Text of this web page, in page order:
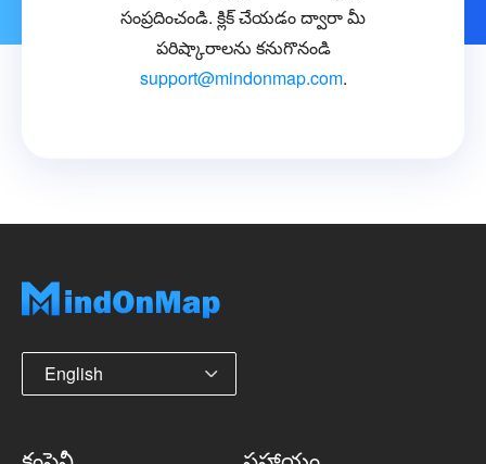
సంప్రదించండి. క్లిక్ చేయడం ద్వారా మీ
పరిష్కారాలను కనుగొనండి
support@mindonmap.com.
English